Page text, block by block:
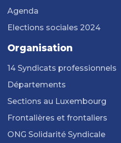
Agenda
Elections sociales 2024
Organisation
14 Syndicats professionnels
Départements
Sections au Luxembourg
Frontalières et frontaliers
ONG Solidarité Syndicale